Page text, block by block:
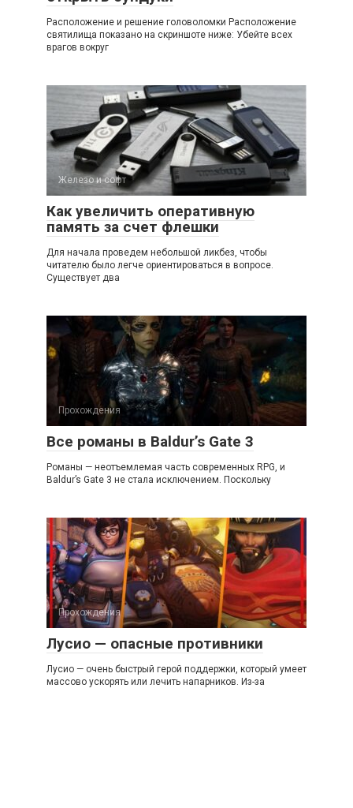
Расположение и решение головоломки Расположение
святилища показано на скриншоте ниже: Убейте всех
врагов вокруг
Железо и софт
Как увеличить оперативную
память за счет флешки
Для начала проведем небольшой ликбез, чтобы
читателю было легче ориентироваться в вопросе.
Существует два
Прохождения
Все романы в Baldur’s Gate 3
Романы — неотъемлемая часть современных RPG, и
Baldur’s Gate 3 не стала исключением. Поскольку
Прохождения
Лусио — опасные противники
Лусио — очень быстрый герой поддержки, который умеет
массово ускорять или лечить напарников. Из-за